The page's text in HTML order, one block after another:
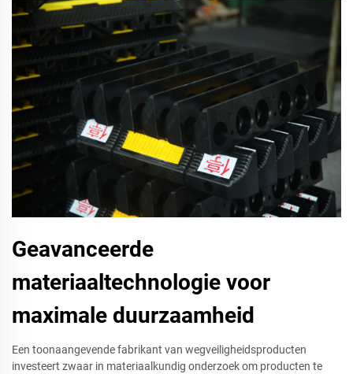
Geavanceerde
materiaaltechnologie voor
maximale duurzaamheid
Een toonaangevende fabrikant van wegveiligheidsproducten
investeert zwaar in materiaalkundig onderzoek om producten te